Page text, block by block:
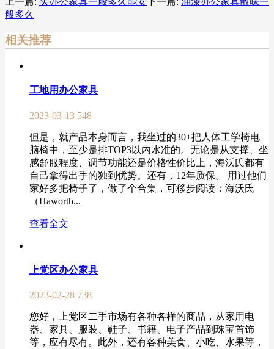
般多久
相关推荐
工地用办公家具
2023-03-13 548
但是，就产品本身而言，我坐过的30+把人体工学椅电
脑椅中，至少是排TOP3以内水准的。无论是从支撑、坐
感舒服程度、调节功能还是价格性价比上，海沃氏都有
自己拿得出手的独到优势。还有，12年质保。 用过他们
家好多把椅子了，做了个合集，可移步阅读：海沃氏
（Haworth...
查看全文
上党区办公家具
2023-02-28 738
您好，上党区二手市场有各种各样的商品，从家用电
器、家具、服装、鞋子、书籍、电子产品到珠宝首饰
等，应有尽有。此外，还有各种美食、小吃、水果等，